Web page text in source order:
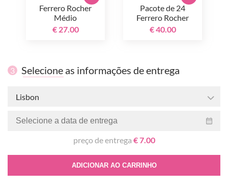
Ferrero Rocher
Médio
€ 27.00
Pacote de 24
Ferrero Rocher
€ 40.00
3 Selecione as informações de entrega
Lisbon
preço de entrega € 7.00
ADICIONAR AO CARRINHO